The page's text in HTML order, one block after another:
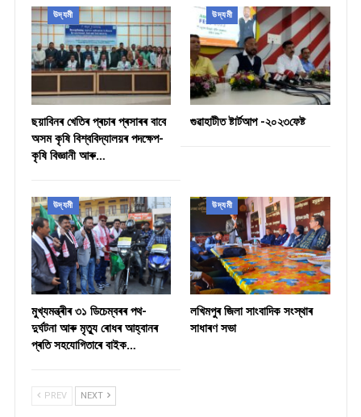
উদ্যমী
ছয়াবিনৰ খেতিৰ প্ৰচাৰ প্ৰসাৰৰ বাবে
অসম কৃষি বিশ্ববিদ্যালয়ৰ পদক্ষেপ-
কৃষি বিজ্ঞানী আৰু…
উদ্যমী
গুৱাহাটীত ষ্টাৰ্টআপ -২০২৩ফেষ্ট
উদ্যমী
মুখ্যমন্ত্ৰীৰ ৩১ ডিচেম্বৰৰ পথ-
দুৰ্ঘটনা আৰু মৃত্যু ৰোধৰ আহ্বানৰ
প্ৰতি সহযোগিতাৰে বাইক…
উদ্যমী
লখিমপুৰ জিলা সাংবাদিক সংস্থাৰ
সাধাৰণ সভা
PREV NEXT